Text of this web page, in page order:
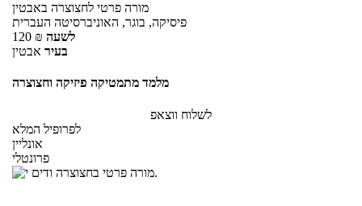
מורה פרטי לחצוצרה באבטין
פיסיקה, בוגר, האוניברסיטה העברית
120 ₪ לשעה
בעיר אבטין
מלמד מתמטיקה פיזיקה וחצוצרה
לשלוח ווצאפ
לפרופיל המלא
אונליין
פרונטלי